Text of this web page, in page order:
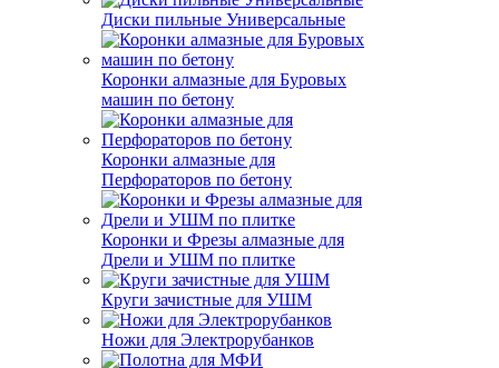
Диски пильные Универсальные
Коронки алмазные для Буровых
машин по бетону
Коронки алмазные для
Перфораторов по бетону
Коронки и Фрезы алмазные для
Дрели и УШМ по плитке
Круги зачистные для УШМ
Ножи для Электрорубанков